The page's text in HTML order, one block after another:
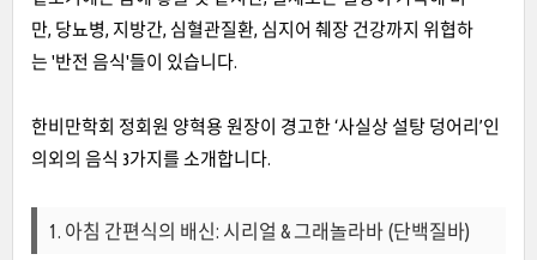
만, 당뇨병, 지방간, 심혈관질환, 심지어 췌장 건강까지 위협하
는 '반전 음식'들이 있습니다.
한비만학회 정회원 양혁용 원장이 경고한 ‘사실상 설탕 덩어리’인
의외의 음식 3가지를 소개합니다.
1. 아침 간편식의 배신: 시리얼 & 그래놀라바 (단백질바)